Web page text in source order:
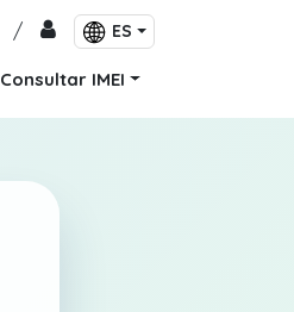
/ ES
Consultar IMEI